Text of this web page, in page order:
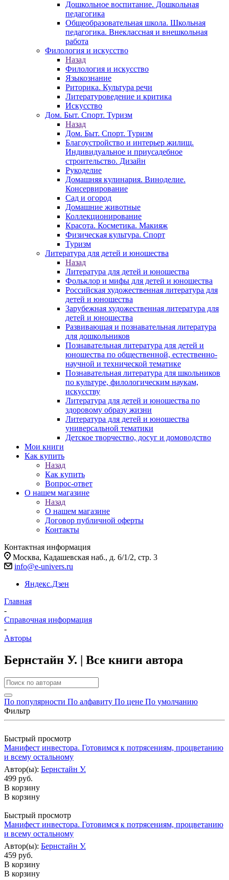
Дошкольное воспитание. Дошкольная
педагогика
Общеобразовательная школа. Школьная
педагогика. Внеклассная и внешкольная
работа
Филология и искусство
Назад
Филология и искусство
Языкознание
Риторика. Культура речи
Литературоведение и критика
Искусство
Дом. Быт. Спорт. Туризм
Назад
Дом. Быт. Спорт. Туризм
Благоустройство и интерьер жилищ.
Индивидуальное и приусадебное
строительство. Дизайн
Рукоделие
Домашняя кулинария. Виноделие.
Консервирование
Сад и огород
Домашние животные
Коллекционирование
Красота. Косметика. Макияж
Физическая культура. Спорт
Туризм
Литература для детей и юношества
Назад
Литература для детей и юношества
Фольклор и мифы для детей и юношества
Российская художественная литература для
детей и юношества
Зарубежная художественная литература для
детей и юношества
Развивающая и познавательная литература
для дошкольников
Познавательная литература для детей и
юношества по общественной, естественно-
научной и технической тематике
Познавательная литература для школьников
по культуре, филологическим наукам,
искусству
Литература для детей и юношества по
здоровому образу жизни
Литература для детей и юношества
универсальной тематики
Детское творчество, досуг и домоводство
Мои книги
Как купить
Назад
Как купить
Вопрос-ответ
О нашем магазине
Назад
О нашем магазине
Договор публичной оферты
Контакты
Контактная информация
Москва, Кадашевская наб., д. 6/1/2, стр. 3
info@e-univers.ru
Яндекс.Дзен
Главная
-
Справочная информация
-
Авторы
Бернстайн У. | Все книги автора
По популярности По алфавиту По цене По умолчанию
Фильтр
Быстрый просмотр
Манифест инвестора. Готовимся к потрясениям, процветанию
и всему остальному
Автор(ы): Бернстайн У.
499 руб.
В корзину
В корзину
Быстрый просмотр
Манифест инвестора. Готовимся к потрясениям, процветанию
и всему остальному
Автор(ы): Бернстайн У.
459 руб.
В корзину
В корзину